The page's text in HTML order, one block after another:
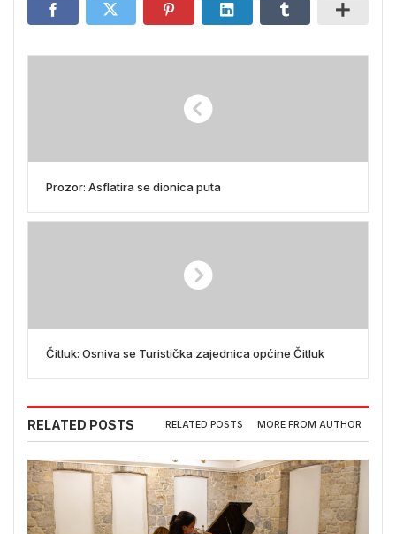
Prozor: Asflatira se dionica puta
Čitluk: Osniva se Turistička zajednica općine Čitluk
RELATED POSTS RELATED POSTS MORE FROM AUTHOR